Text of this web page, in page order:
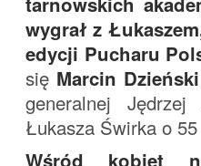
wygrał z
edycji Pucharu
się Marcin Dzieński
generalnej
Łukasza Świrka o
Wśród kobiet